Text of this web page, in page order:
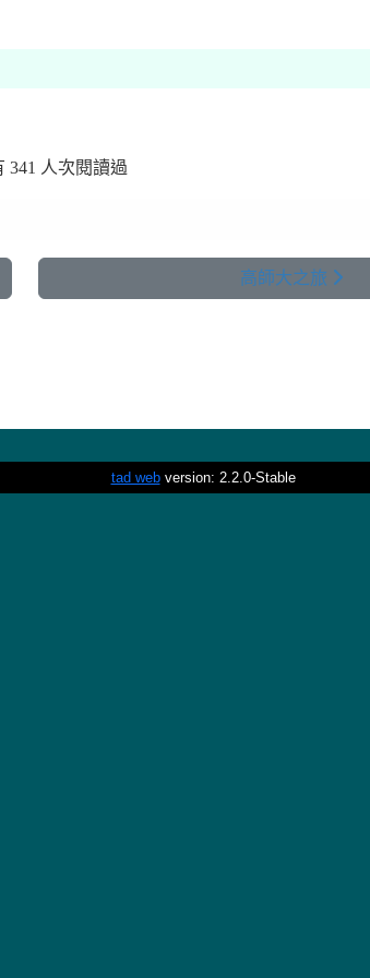
341 人次閱讀過
高師大之旅
tad webversion: 2.2.0-Stable